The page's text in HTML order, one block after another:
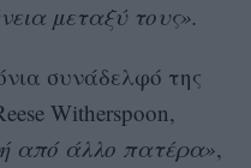
μεταξύ τους».
συνάδελφό της
Witherspoon,
από άλλο πατέρα»,